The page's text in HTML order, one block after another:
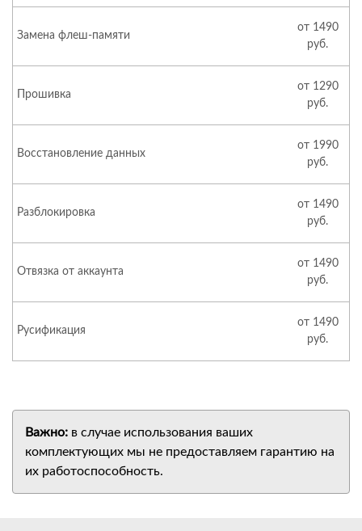
Замена флеш-памяти
от 1490
руб.
Прошивка
от 1290
руб.
Восстановление данных
от 1990
руб.
Разблокировка
от 1490
руб.
Отвязка от аккаунта
от 1490
руб.
Русификация
от 1490
руб.
Важно: в случае использования ваших
комплектующих мы не предоставляем гарантию на
их работоспособность.